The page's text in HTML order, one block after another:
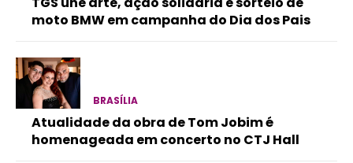
moto BMW em campanha do Dia dos Pais
BRASÍLIA
Atualidade da obra de Tom Jobim é
homenageada em concerto no CTJ Hall